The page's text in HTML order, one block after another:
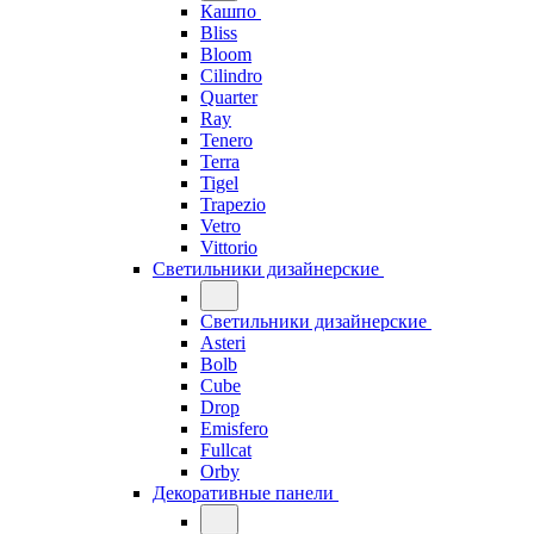
Кашпо
Bliss
Bloom
Cilindro
Quarter
Ray
Tenero
Terra
Tigel
Trapezio
Vetro
Vittorio
Светильники дизайнерские
Светильники дизайнерские
Asteri
Bolb
Cube
Drop
Emisfero
Fullcat
Orby
Декоративные панели